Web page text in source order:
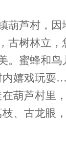
葫芦村，
古树林立
。蜜蜂和
内嬉戏玩
葫芦村里
、古龙眼